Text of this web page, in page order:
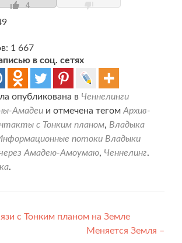
4
1 667
в соц. сетях
опубликована в Ченнелинги
Амадеи и отмечена тегом Архив-
с Тонким планом, Владыка
потоки Владыки
Амадею-Амоумаю, Ченнелинг.
.
с Тонким планом на Земле
Меняется Земля –